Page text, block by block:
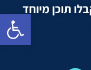
תוכן מיוחד
Open toolbar